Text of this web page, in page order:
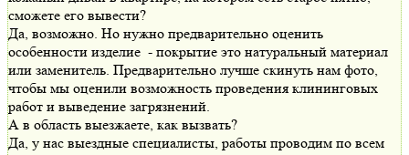
сможете его вывести?
Да, возможно. Но нужно предварительно оценить
особенности изделие - покрытие это натуральный материал
или заменитель. Предварительно лучше скинуть нам фото,
чтобы мы оценили возможность проведения клининговых
работ и выведение загрязнений.
А в область выезжаете, как вызвать?
Да, у нас выездные специалисты, работы проводим по всем